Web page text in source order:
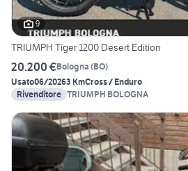
9
TRIUMPH Tiger 1200 Desert Edition
20.200 €Bologna (BO)
Usato06/20263 KmCross / Enduro
Rivenditore TRIUMPH BOLOGNA